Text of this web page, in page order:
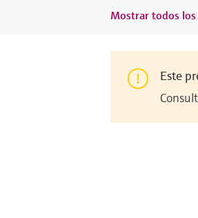
Mostrar todos
Este